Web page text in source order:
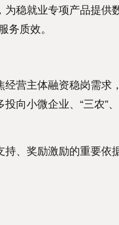
稳就业专项产品提供
务质效。
营主体融资稳岗需求
向小微企业、“三农”
、奖励激励的重要依